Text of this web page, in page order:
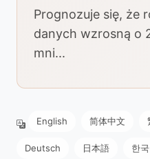
Prognozuje się, że
danych wzrosną o
mni...
English 简体中文
Deutsch 日本語 한